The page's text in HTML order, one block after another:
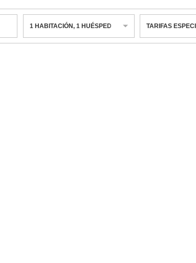
1 HABITACIÓN, 1 HUÉSPED TARIFAS